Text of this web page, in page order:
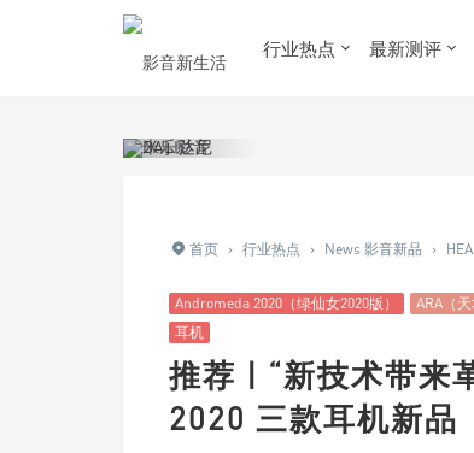
行业热点 最新测评
首页 › 行业热点 › News 影音新品 ›
Andromeda 2020（绿仙女2020版） ARA（天
耳机
推荐 | “新技术带来
2020 三款耳机新品